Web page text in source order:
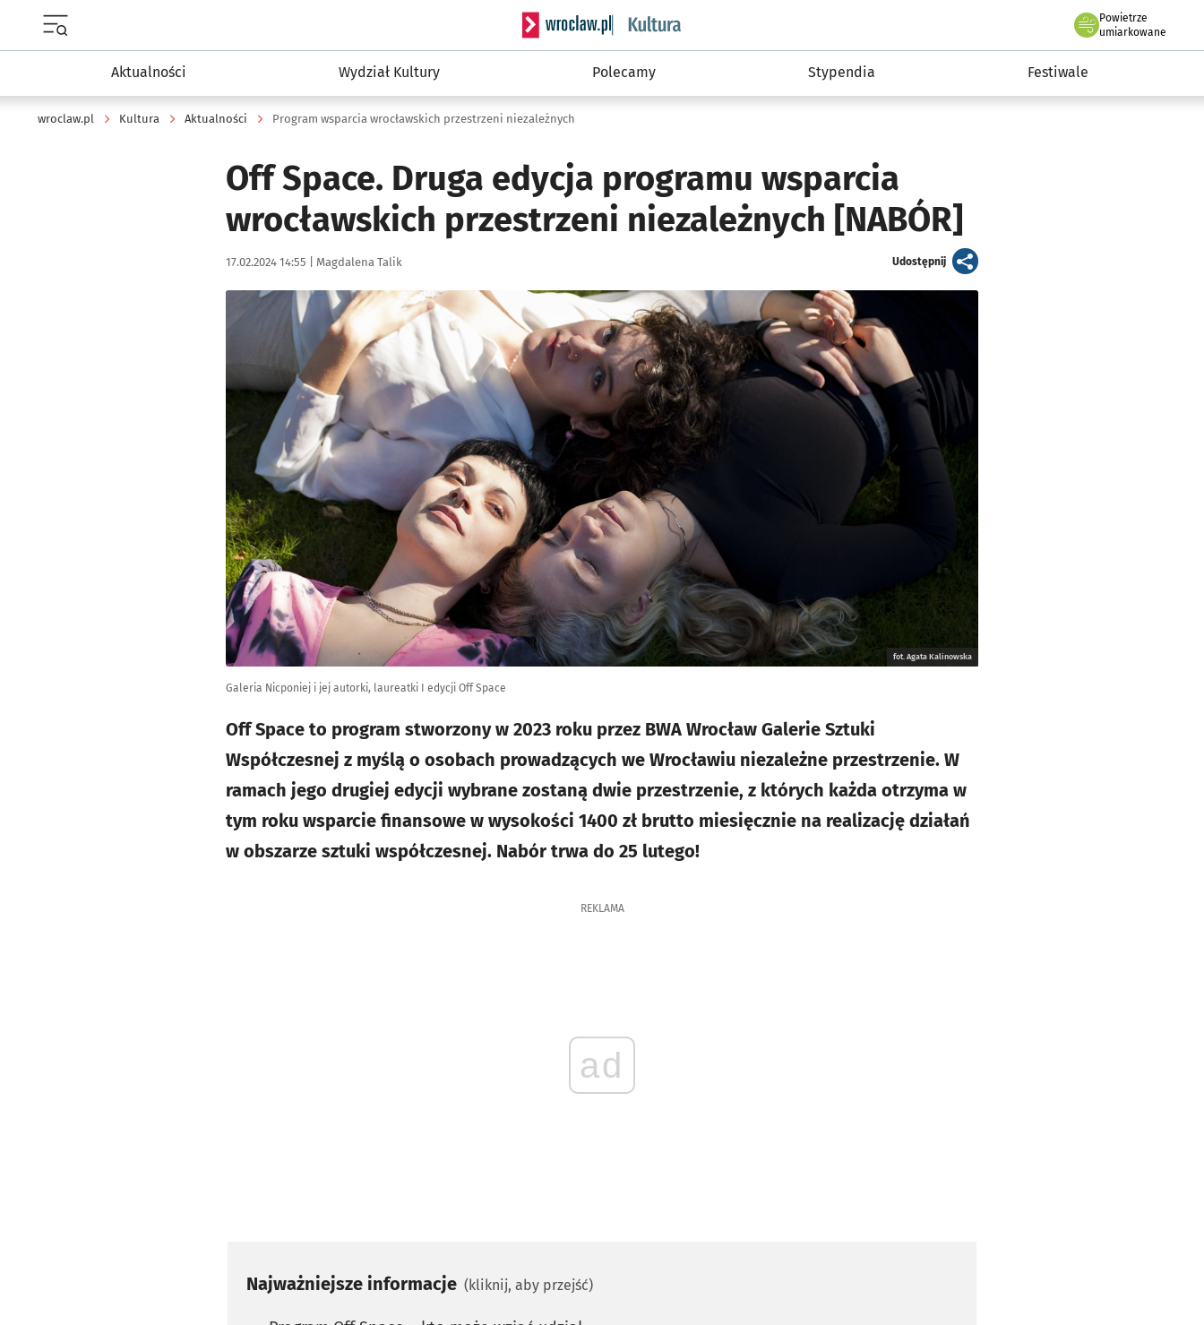
Serwis informacyjny wroclaw.pl podserwis: Kultura
Powietrze
we Wrocławiu
umiarkowane
Aktualności Wydział Kultury Polecamy Stypendia Festiwale
wroclaw.pl Kultura Aktualności Program wsparcia wrocławskich przestrzeni niezależnych
Off Space. Druga edycja programu wsparcia
wrocławskich przestrzeni niezależnych [NABÓR]
Data publikacji:
17.02.2024 14:55 | Autor:
Magdalena Talik Udostępnijartykuł
Kliknij, aby powiększyć
fot. Agata Kalinowska
Galeria Nicponiej i jej autorki, laureatki I edycji Off Space
Off Space to program stworzony w 2023 roku przez BWA Wrocław Galerie Sztuki
Współczesnej z myślą o osobach prowadzących we Wrocławiu niezależne przestrzenie. W
ramach jego drugiej edycji wybrane zostaną dwie przestrzenie, z których każda otrzyma w
tym roku wsparcie finansowe w wysokości 1400 zł brutto miesięcznie na realizację działań
w obszarze sztuki współczesnej. Nabór trwa do 25 lutego!
REKLAMA
ad
Najważniejsze informacje (kliknij, aby przejść)